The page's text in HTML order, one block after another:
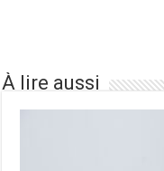
À lire aussi